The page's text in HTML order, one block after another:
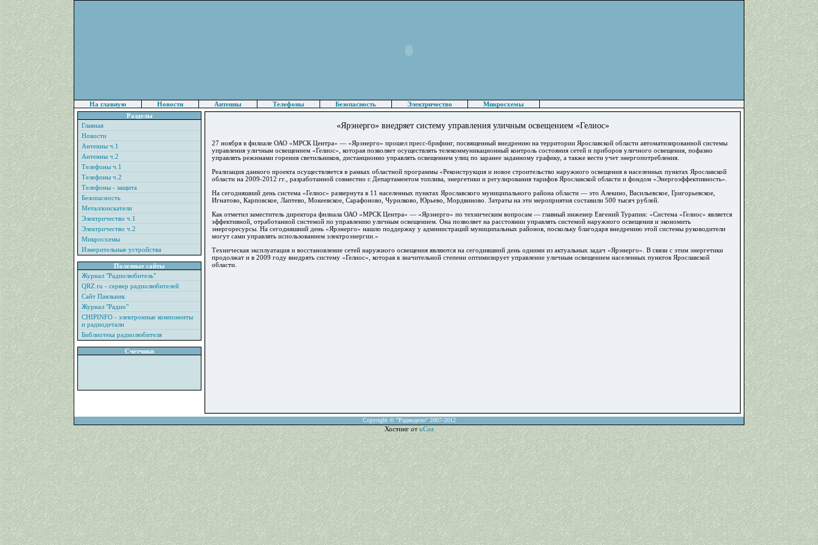
На главную Новости Антенны Телефоны Безопасность Электричество
Микросхемы
Разделы
Главная
Новости
Антенны ч.1
Антенны ч.2
Телефоны ч.1
Телефоны ч.2
Телефоны - защита
Безопасность
Металлоискатели
Электричество ч.1
Электричество ч.2
Микросхемы
Измерительные устройства
Полезные сайты
Журнал "Радиолюбитель"
QRZ.ru - сервер радиолюбителей
Сайт Паяльник
Журнал "Радио"
CHIPINFO - электронные компоненты
и радиодетали
Библиотека радиолюбителя
Счетчики
«Ярэнерго» внедряет систему управления уличным освещением «Гелиос»
27 ноября в филиале ОАО «МРСК Центра» — «Ярэнерго» прошел пресс-брифинг, посвященный внедрению на территории Ярославской области автоматизированной системы
управления уличным освещением «Гелиос», которая позволяет осуществлять телекоммуникационный контроль состояния сетей и приборов уличного освещения, пофазно
управлять режимами горения светильников, дистанционно управлять освещением улиц по заранее заданному графику, а также вести учет энергопотребления.
Реализация данного проекта осуществляется в рамках областной программы «Реконструкция и новое строительство наружного освещения в населенных пунктах Ярославской
области на 2009-2012 гг., разработанной совместно с Департаментом топлива, энергетики и регулирования тарифов Ярославской области и фондом «Энергоэффективность».
На сегодняшний день система «Гелиос» развернута в 11 населенных пунктах Ярославского муниципального района области — это Алекино, Васильевское, Григорьевское,
Игнатово, Карповское, Лаптево, Мокеевское, Сарафоново, Чурилково, Юрьево, Мордвиново. Затраты на эти мероприятия составили 500 тысяч рублей.
Как отметил заместитель директора филиала ОАО «МРСК Центра» — «Ярэнерго» по техническим вопросам — главный инженер Евгений Турапин: «Система «Гелиос» является
эффективной, отработанной системой по управлению уличным освещением. Она позволяет на расстоянии управлять системой наружного освещения и экономить
энергоресурсы. На сегодняшний день «Ярэнерго» нашло поддержку у администраций муниципальных районов, поскольку благодаря внедрению этой системы руководители
могут сами управлять использованием электроэнергии.»
Техническая эксплуатация и восстановление сетей наружного освещения являются на сегодняшний день одними из актуальных задач «Ярэнерго». В связи с этим энергетики
продолжат и в 2009 году внедрять систему «Гелиос», которая в значительной степени оптимизирует управление уличным освещением населенных пунктов Ярославской
области.
Copyright © "Радиодело" 2007-2012
Хостинг отuCoz